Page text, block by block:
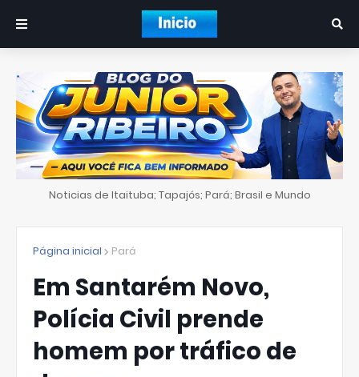
Noticias de Itaituba; Tapajós; Pará; Brasil e Mundo
Página inicial Pará
Em Santarém Novo,
Polícia Civil prende
homem por tráfico de